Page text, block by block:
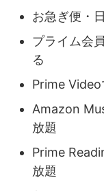
お急ぎ便・
プライム会
る
Prime
Amazon
放題
Prime
放題